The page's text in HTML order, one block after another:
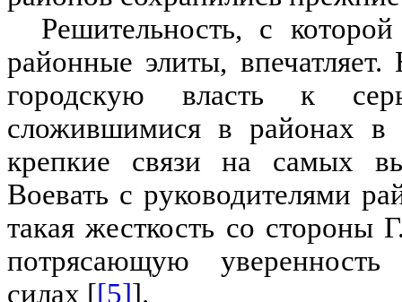
Решительность, с
районные элиты,
городскую власть к
сложившимися в районах в
крепкие связи на самых
Воевать с руководителями
такая жесткость со стороны
потрясающую
силах [[5]].